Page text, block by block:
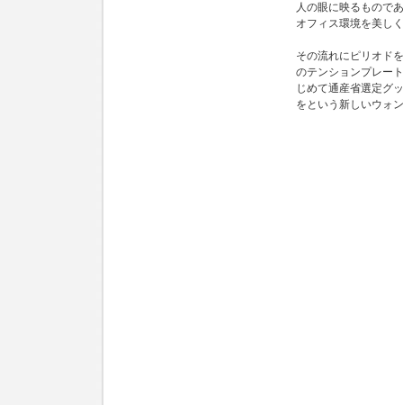
人の眼に映るもので
オフィス環境を美し
その流れにピリオド
のテンションプレー
じめて通産省選定グ
をという新しいウォ